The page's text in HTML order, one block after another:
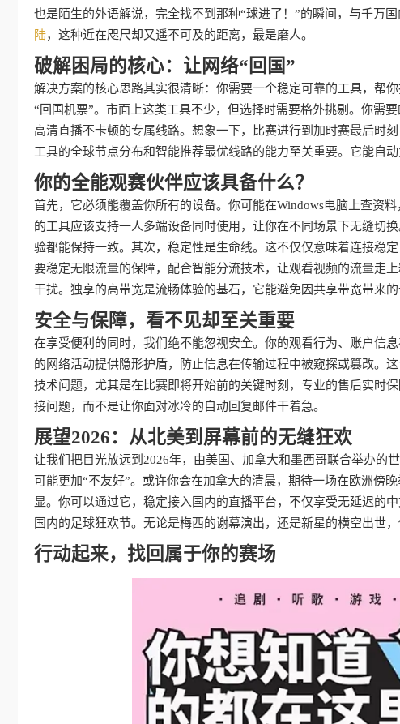
也是陌生的外语解说，完全找不到那种“球进了！”的瞬间，与千万国
陆，这种近在咫尺却又遥不可及的距离，最是磨人。
破解困局的核心：让网络“回国”
解决方案的核心思路其实很清晰：你需要一个稳定可靠的工具，帮
“回国机票”。市面上这类工具不少，但选择时需要格外挑剔。你需
高清直播不卡顿的专属线路。想象一下，比赛进行到加时赛最后时
工具的全球节点分布和智能推荐最优线路的能力至关重要。它能自
你的全能观赛伙伴应该具备什么？
首先，它必须能覆盖你所有的设备。你可能在Windows电脑上查资
的工具应该支持一人多端设备同时使用，让你在不同场景下无缝切
验都能保持一致。其次，稳定性是生命线。这不仅仅意味着连接稳
要稳定无限流量的保障，配合智能分流技术，让观看视频的流量走
干扰。独享的高带宽是流畅体验的基石，它能避免因共享带宽带来
安全与保障，看不见却至关重要
在享受便利的同时，我们绝不能忽视安全。你的观看行为、账户信
的网络活动提供隐形护盾，防止信息在传输过程中被窥探或篡改。
技术问题，尤其是在比赛即将开始前的关键时刻，专业的售后实时
接问题，而不是让你面对冰冷的自动回复邮件干着急。
展望2026：从北美到屏幕前的无缝狂欢
让我们把目光放远到2026年，由美国、加拿大和墨西哥联合举办的
可能更加“不友好”。或许你会在加拿大的清晨，期待一场在欧洲傍
显。你可以通过它，稳定接入国内的直播平台，不仅享受无延迟的
国内的足球狂欢节。无论是梅西的谢幕演出，还是新星的横空出世
行动起来，找回属于你的赛场